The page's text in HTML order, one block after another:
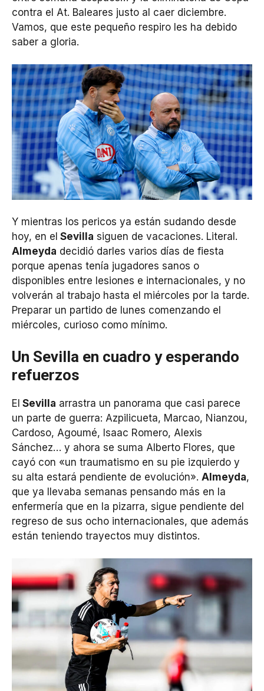
contra el At. Baleares justo al caer diciembre.
Vamos, que este pequeño respiro les ha debido
saber a gloria.
Y mientras los pericos ya están sudando desde
hoy, en el Sevilla siguen de vacaciones. Literal.
Almeyda decidió darles varios días de fiesta
porque apenas tenía jugadores sanos o
disponibles entre lesiones e internacionales, y no
volverán al trabajo hasta el miércoles por la tarde.
Preparar un partido de lunes comenzando el
miércoles, curioso como mínimo.
Un Sevilla en cuadro y esperando
refuerzos
El Sevilla arrastra un panorama que casi parece
un parte de guerra: Azpilicueta, Marcao, Nianzou,
Cardoso, Agoumé, Isaac Romero, Alexis
Sánchez… y ahora se suma Alberto Flores, que
cayó con «un traumatismo en su pie izquierdo y
su alta estará pendiente de evolución». Almeyda,
que ya llevaba semanas pensando más en la
enfermería que en la pizarra, sigue pendiente del
regreso de sus ocho internacionales, que además
están teniendo trayectos muy distintos.